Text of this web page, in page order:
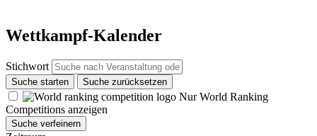
Wettkampf-Kalender
Stichwort
Suche starten Suche zurücksetzen
Nur World Ranking
Competitions anzeigen
Suche verfeinern